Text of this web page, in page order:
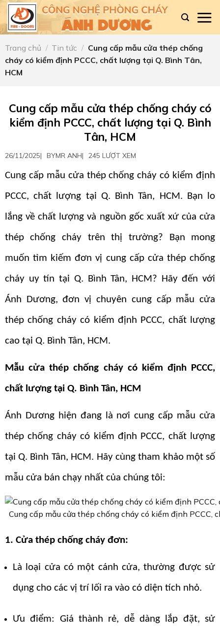
Skip
content
Trang chủ / Tin tức / Cung cấp mẫu cửa thép chống
cháy có kiểm định PCCC, chất lượng tại Q. Bình Tân,
HCM
Cung cấp mẫu cửa thép chống cháy có
kiểm định PCCC, chất lượng tại Q. Bình
Tân, HCM
26/11/2025| BYMR ANH| 245 LƯỢT XEM
Cung cấp mẫu cửa thép chống cháy có kiểm định
PCCC, chất lượng tại Q. Bình Tân, HCM. Bạn lo
lắng về chất lượng và nguồn gốc xuất xứ của cửa
thép chống cháy trên thị trường? Bạn mong
muốn tìm kiếm đơn vị cung cấp cửa thép chống
cháy uy tín tại Q. Bình Tân, HCM? Hãy đến với
Ánh Dương, đơn vị chuyên cung cấp mẫu cửa
thép chống cháy có kiểm định PCCC, chất lượng
cao tại Q. Bình Tân, HCM.
Mẫu cửa thép chống cháy có kiểm định PCCC,
chất lượng tại Q. Bình Tân, HCM
Ánh Dương hiện đang là nơi cung cấp mẫu cửa
thép chống cháy có kiểm định PCCC, chất lượng
tại Q. Bình Tân, HCM. Hãy cùng tham khảo một số
mẫu cửa bán chạy nhất của chúng tôi:
Cung cấp mẫu cửa thép chống cháy có kiểm định PCCC,
1. Cửa thép chống cháy đơn:
Là loại cửa có một cánh cửa, thường được sử
dụng cho các vị trí lối ra vào có diện tích nhỏ.
Ưu điểm: Giá thành rẻ, dễ dàng lắp đặt, sử